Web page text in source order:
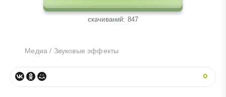
cкачиваний: 847
Медиа / Звуковые эффекты
0